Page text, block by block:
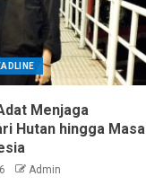
Menjaga
Hutan hingga Masa
Admin